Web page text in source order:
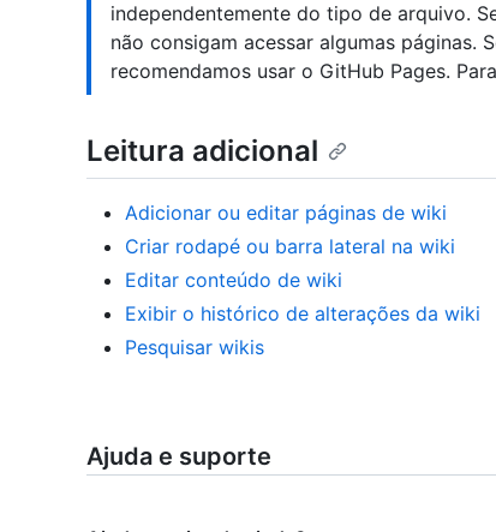
independentemente do tipo de arquivo.
não consigam acessar algumas páginas.
recomendamos usar o GitHub Pages.
Leitura adicional
Adicionar ou editar páginas de wiki
Criar rodapé ou barra lateral na wiki
Editar conteúdo de wiki
Exibir o histórico de alterações da wiki
Pesquisar wikis
Ajuda e suporte